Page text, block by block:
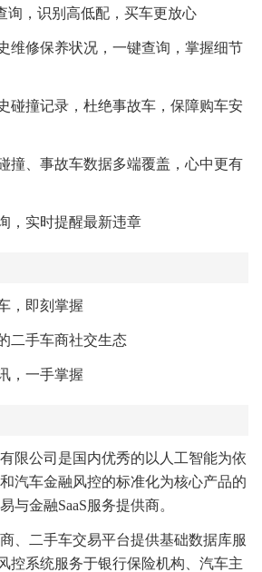
询，识别高低配，买车更放心
维修保养状况，一键查询，掌握细节
碰撞记录，杜绝事故车，保障购车安
撞、事故车数据多端覆盖，心中更有
，实时提醒最新违章
，即刻掌握
二手车商社交生态
，一手掌握
限公司是国内优秀的以人工智能为依
汽车金融风控的标准化为核心产品的
与金融SaaS服务提供商。
、二手车交易平台提供基础数据库服
控系统服务于银行保险机构、汽车主